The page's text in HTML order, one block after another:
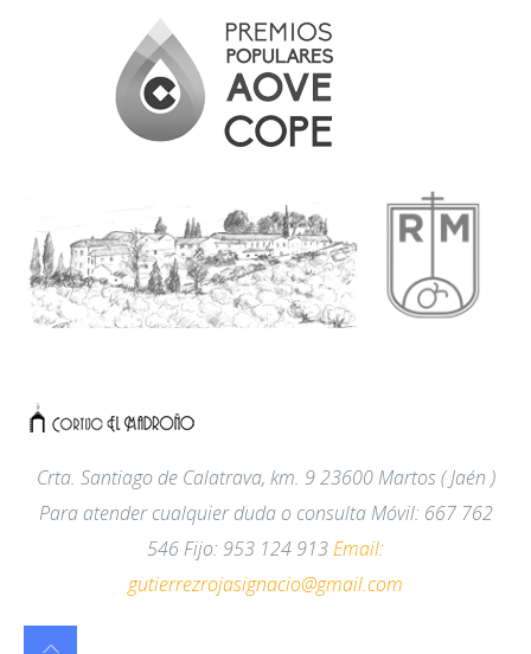
Crta. Santiago de Calatrava, km. 923600 Martos ( Jaén )
Para atender cualquier duda o consulta Móvil: 667 762
546 Fijo: 953 124 913Email:
gutierrezrojasignacio@gmail.com